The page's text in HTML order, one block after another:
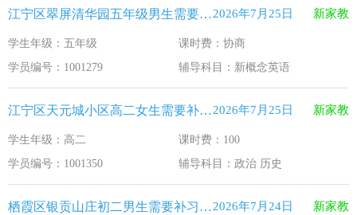
江宁区翠屏清华园五年级男生需要补习新概念英语2026年7月25日 新家教
学生年级：五年级
课时费：协商
学员编号：1001279
辅导科目：新概念英语
江宁区天元城小区高二女生需要补习政治 历史2026年7月25日 新家教
学生年级：高二
课时费：100
学员编号：1001350
辅导科目：政治 历史
栖霞区银贡山庄初二男生需要补习英语2026年7月24日 新家教